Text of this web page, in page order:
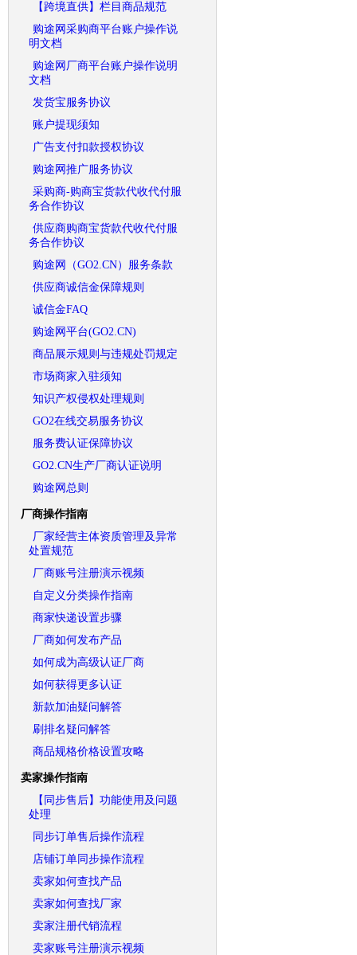
【跨境直供】栏目商品规范
购途网采购商平台账户操作说
明文档
购途网厂商平台账户操作说明
文档
发货宝服务协议
账户提现须知
广告支付扣款授权协议
购途网推广服务协议
采购商-购商宝货款代收代付服
务合作协议
供应商购商宝货款代收代付服
务合作协议
购途网（GO2.CN）服务条款
供应商诚信金保障规则
诚信金FAQ
购途网平台(GO2.CN)
商品展示规则与违规处罚规定
市场商家入驻须知
知识产权侵权处理规则
GO2在线交易服务协议
服务费认证保障协议
GO2.CN生产厂商认证说明
购途网总则
厂商操作指南
厂家经营主体资质管理及异常
处置规范
厂商账号注册演示视频
自定义分类操作指南
商家快递设置步骤
厂商如何发布产品
如何成为高级认证厂商
如何获得更多认证
新款加油疑问解答
刷排名疑问解答
商品规格价格设置攻略
卖家操作指南
【同步售后】功能使用及问题
处理
同步订单售后操作流程
店铺订单同步操作流程
卖家如何查找产品
卖家如何查找厂家
卖家注册代销流程
卖家账号注册演示视频